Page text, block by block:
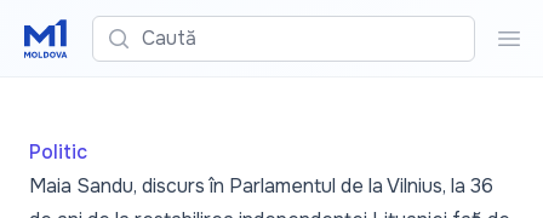
Caută
Politic
Maia Sandu, discurs în Parlamentul de la Vilnius, la 36